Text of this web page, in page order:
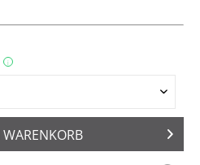
i
WARENKORB